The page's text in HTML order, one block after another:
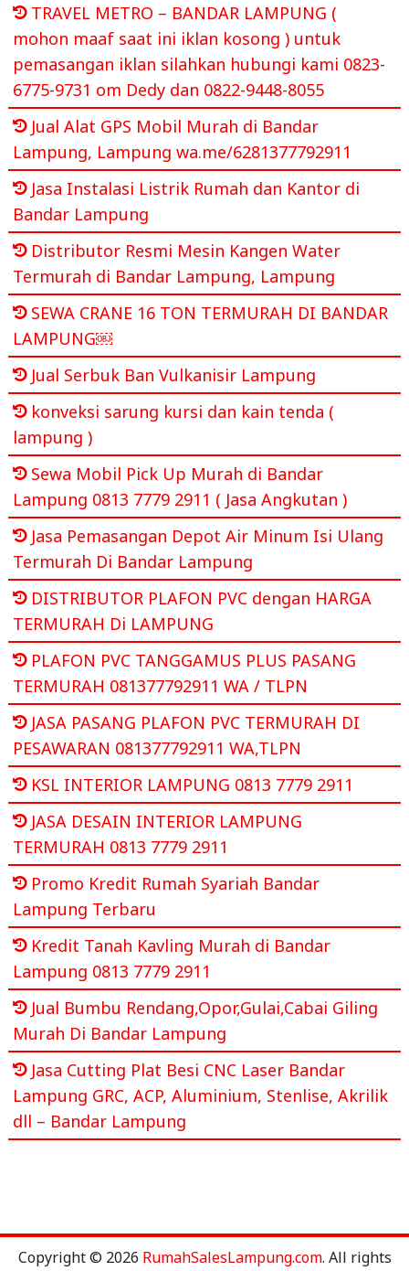
TRAVEL METRO – BANDAR LAMPUNG (
mohon maaf saat ini iklan kosong ) untuk
pemasangan iklan silahkan hubungi kami 0823-
6775-9731 om Dedy dan 0822-9448-8055
Jual Alat GPS Mobil Murah di Bandar
Lampung, Lampung wa.me/6281377792911
Jasa Instalasi Listrik Rumah dan Kantor di
Bandar Lampung
Distributor Resmi Mesin Kangen Water
Termurah di Bandar Lampung, Lampung
SEWA CRANE 16 TON TERMURAH DI BANDAR
LAMPUNG￼
Jual Serbuk Ban Vulkanisir Lampung
konveksi sarung kursi dan kain tenda (
lampung )
Sewa Mobil Pick Up Murah di Bandar
Lampung 0813 7779 2911 ( Jasa Angkutan )
Jasa Pemasangan Depot Air Minum Isi Ulang
Termurah Di Bandar Lampung
DISTRIBUTOR PLAFON PVC dengan HARGA
TERMURAH Di LAMPUNG
PLAFON PVC TANGGAMUS PLUS PASANG
TERMURAH 081377792911 WA / TLPN
JASA PASANG PLAFON PVC TERMURAH DI
PESAWARAN 081377792911 WA,TLPN
KSL INTERIOR LAMPUNG 0813 7779 2911
JASA DESAIN INTERIOR LAMPUNG
TERMURAH 0813 7779 2911
Promo Kredit Rumah Syariah Bandar
Lampung Terbaru
Kredit Tanah Kavling Murah di Bandar
Lampung 0813 7779 2911
Jual Bumbu Rendang,Opor,Gulai,Cabai Giling
Murah Di Bandar Lampung
Jasa Cutting Plat Besi CNC Laser Bandar
Lampung GRC, ACP, Aluminium, Stenlise, Akrilik
dll – Bandar Lampung
Copyright © 2026 RumahSalesLampung.com. All rights